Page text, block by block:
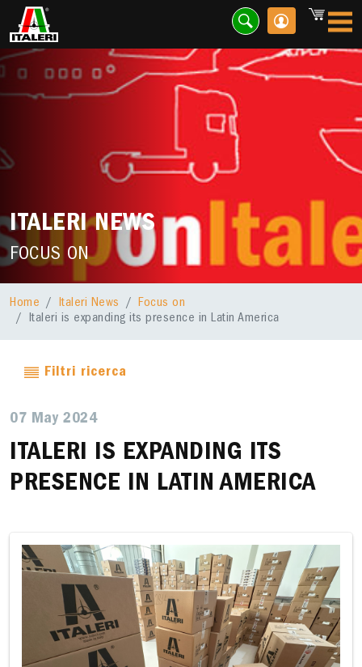
ITALERI NEWS
FOCUS ON
Home Italeri News
Focus on
Italeri is expanding its presence in Latin America
Filtri ricerca
07 May 2024
ITALERI IS EXPANDING ITS
PRESENCE IN LATIN AMERICA